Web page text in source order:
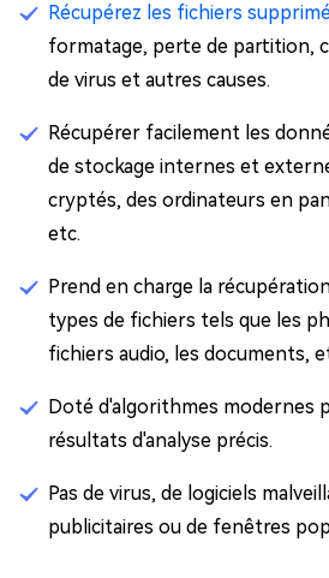
Récupérez les fichiers
formatage, perte de partition,
de virus et autres causes.
Récupérer facilement les
de stockage internes et
cryptés, des ordinateurs en
etc.
Prend en charge la
types de fichiers tels que les
fichiers audio, les documents,
Doté d'algorithmes modernes
résultats d'analyse précis.
Pas de virus, de logiciels
publicitaires ou de fenêtres